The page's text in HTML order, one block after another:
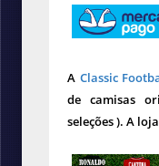
A Classic
de camisas
seleções ). A